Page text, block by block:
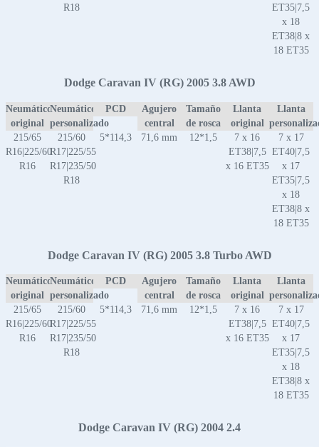
R18
ET35|7,5
x 18
ET38|8 x
18 ET35
Dodge Caravan IV (RG) 2005 3.8 AWD
Neumático
original
Neumático
personalizado
PCD
Agujero
central
Tamaño
de rosca
Llanta
original
Llanta
215/65
R16|225/60
R16
215/60
R17|225/55
R17|235/50
R18
5*114,3 71,6 mm 12*1,5
7 x 16
ET38|7,5
x 16 ET35
7 x 17
ET40|7,5
x 17
ET35|7,5
x 18
ET38|8 x
18 ET35
Dodge Caravan IV (RG) 2005 3.8 Turbo AWD
Neumático
original
Neumático
personalizado
PCD
Agujero
central
Tamaño
de rosca
Llanta
original
Llanta
215/65
R16|225/60
R16
215/60
R17|225/55
R17|235/50
R18
5*114,3 71,6 mm 12*1,5
7 x 16
ET38|7,5
x 16 ET35
7 x 17
ET40|7,5
x 17
ET35|7,5
x 18
ET38|8 x
18 ET35
Dodge Caravan IV (RG) 2004 2.4